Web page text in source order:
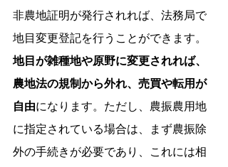
非農地証明が発行されれば、法務局で
地目変更登記を行うことができます。
地目が雑種地や原野に変更されれば、
農地法の規制から外れ、売買や転用が
自由になります。ただし、農振農用地
に指定されている場合は、まず農振除
外の手続きが必要であり、これには相